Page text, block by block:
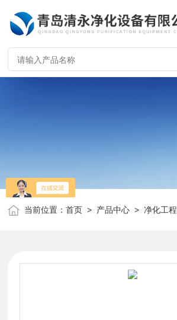
当前位置：首页 > 产品中心 >净化工程